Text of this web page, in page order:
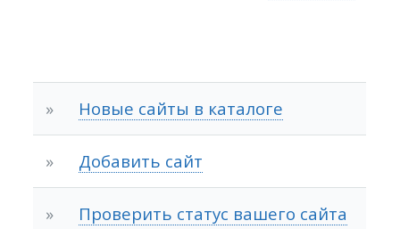
» Новые сайты в каталоге
» Добавить сайт
» Проверить статус вашего сайта